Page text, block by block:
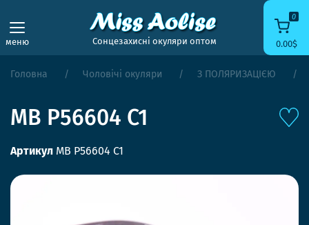
меню Сонцезахисні окуляри оптом
0
0.00$
Головна Чоловічі окуляри З ПОЛЯРИЗАЦІЄЮ
MB P56604 C1
Артикул MB P56604 C1